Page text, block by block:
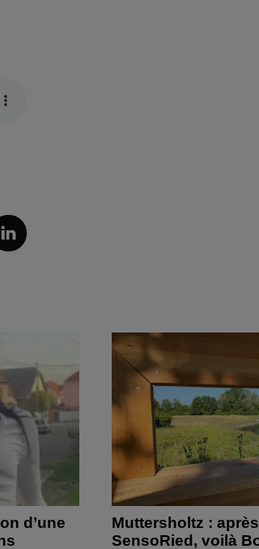
d’une
Muttersholtz : après
SensoRied, voilà